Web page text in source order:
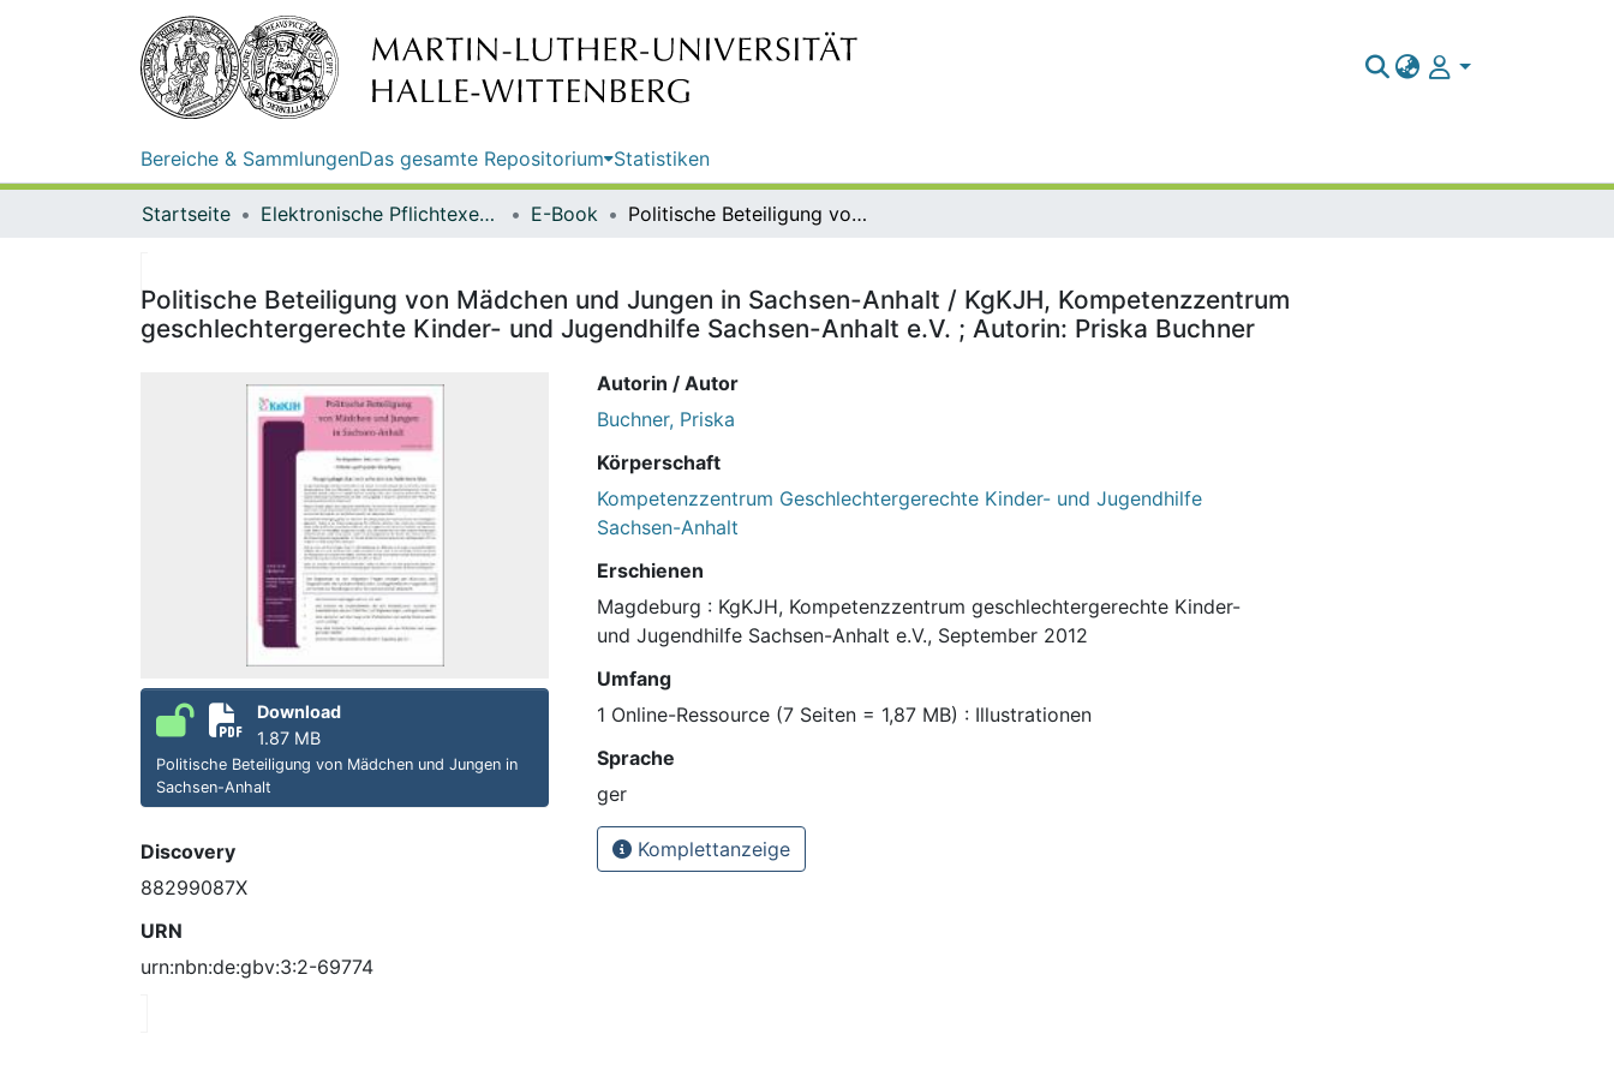
Bereiche & SammlungenDas gesamte Repositorium Statistiken
Startseite Elektronische Pflichtexemplare E-Book Politische Beteiligung von Mädchen und Jungen in Sachsen-Anhalt / KgKJH, Kompetenzzentrum geschlechtergerechte Kinder- und Jugendhilfe Sachsen-Anhalt e.V. ; Autorin: Priska Buchner
Politische Beteiligung von Mädchen und Jungen in Sachsen-Anhalt / KgKJH, Kompetenzzentrum
geschlechtergerechte Kinder- und Jugendhilfe Sachsen-Anhalt e.V. ; Autorin: Priska Buchner
Download
1.87 MB
Politische Beteiligung von Mädchen und Jungen in
Sachsen-Anhalt
Discovery
88299087X
URN
urn:nbn:de:gbv:3:2-69774
Autorin / Autor
Buchner, Priska
Körperschaft
Kompetenzzentrum Geschlechtergerechte Kinder- und Jugendhilfe
Sachsen-Anhalt
Erschienen
Magdeburg : KgKJH, Kompetenzzentrum geschlechtergerechte Kinder-
und Jugendhilfe Sachsen-Anhalt e.V., September 2012
Umfang
1 Online-Ressource (7 Seiten = 1,87 MB) : Illustrationen
Sprache
ger
Komplettanzeige